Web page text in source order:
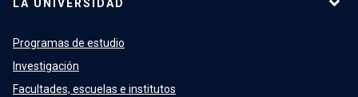
LA UNIVERSIDAD
Programas de estudio
Investigación
Facultades, escuelas e institutos